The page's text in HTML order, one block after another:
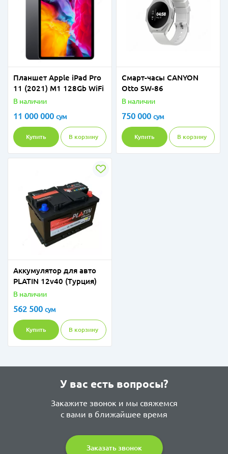
Планшет Apple iPad Pro
11 (2021) M1 128Gb WiFi
В наличии
11 000 000 сум
Купить В корзину
Смарт-часы CANYON
Otto SW-86
В наличии
750 000 сум
Купить В корзину
Аккумулятор для авто
PLATIN 12v40 (Турция)
В наличии
562 500 сум
Купить В корзину
У вас есть вопросы?
Закажите звонок и мы свяжемся
с вами в ближайшее время
Заказать звонок